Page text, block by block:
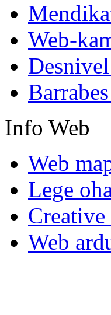
Web-
Info Web
Web
Lege
Web